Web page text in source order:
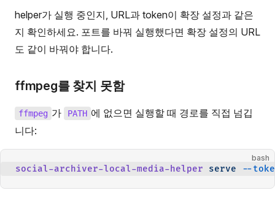
helper가 실행 중인지, URL과 token이 확장 설정과 같은
지 확인하세요. 포트를 바꿔 실행했다면 확장 설정의 URL
도 같이 바꿔야 합니다.
ffmpeg를 찾지 못함
ffmpeg 가 PATH 에 없으면 실행할 때 경로를 직접 넘깁
니다:
bash
social-archiver-local-media-helper serve --